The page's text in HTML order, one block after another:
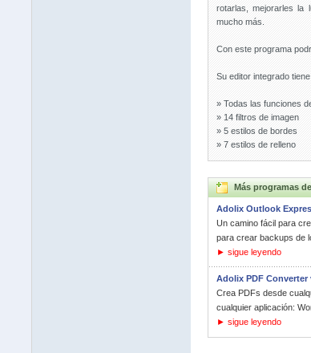
rotarlas, mejorarles la
mucho más.
Con este programa
Su editor integrado
» Todas las funciones
» 14 filtros de imagen
» 5 estilos de bordes
» 7 estilos de relleno
Más programas
Adolix Outlook
Un camino fácil para
para crear backups de
► sigue leyendo
Adolix PDF Converter
Crea PDFs desde
cualquier aplicación:
► sigue leyendo